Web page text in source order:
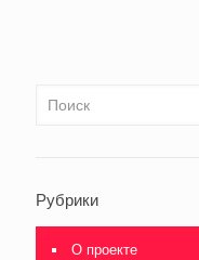
Рубрики
О проекте